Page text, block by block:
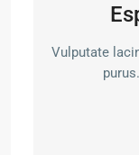
Vulputate